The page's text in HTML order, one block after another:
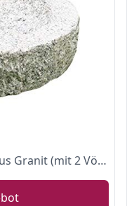
Gebrüder Lomprich Vogelbad aus Granit (mit 2 Vögele am Rand sitzend)